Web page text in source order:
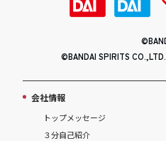
©BANDAI SPIRITS CO.,LTD.
会社情報
トップメッセージ
３分自己紹介